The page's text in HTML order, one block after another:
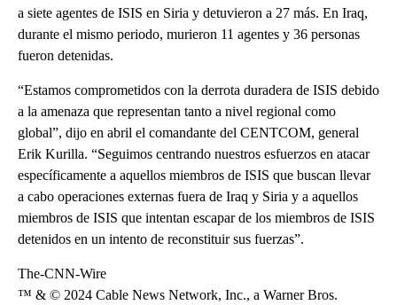
a siete agentes de ISIS en Siria y detuvieron a 27 más. En Iraq,
durante el mismo periodo, murieron 11 agentes y 36 personas
fueron detenidas.
“Estamos comprometidos con la derrota duradera de ISIS debido
a la amenaza que representan tanto a nivel regional como
global”, dijo en abril el comandante del CENTCOM, general
Erik Kurilla. “Seguimos centrando nuestros esfuerzos en atacar
específicamente a aquellos miembros de ISIS que buscan llevar
a cabo operaciones externas fuera de Iraq y Siria y a aquellos
miembros de ISIS que intentan escapar de los miembros de ISIS
detenidos en un intento de reconstituir sus fuerzas”.
The-CNN-Wire
™ & © 2024 Cable News Network, Inc., a Warner Bros.